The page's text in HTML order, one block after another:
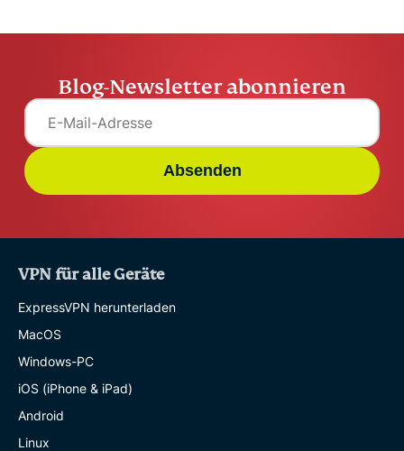
Blog-Newsletter abonnieren
Absenden
VPN für alle Geräte
ExpressVPN herunterladen
MacOS
Windows-PC
iOS (iPhone & iPad)
Android
Linux